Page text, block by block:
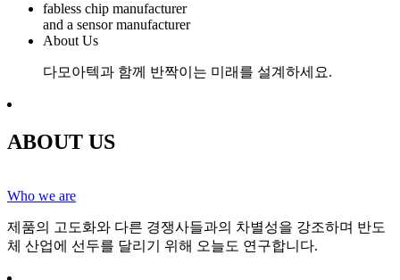
fabless chip manufacturer
and a sensor manufacturer
About Us
다모아텍과 함께 반짝이는 미래를 설계하세요.
ABOUT US
Who we are
제품의 고도화와 다른 경쟁사들과의 차별성을 강조하며 반도
체 산업에 선두를 달리기 위해 오늘도 연구합니다.